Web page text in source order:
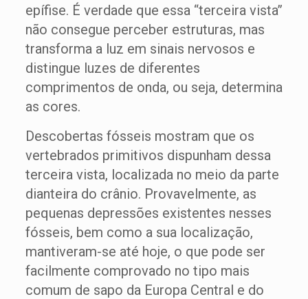
epífise. É verdade que essa “terceira vista’’
não consegue perceber estruturas, mas
transforma a luz em sinais nervosos e
distingue luzes de diferentes
comprimentos de onda, ou seja, determina
as cores.
Descobertas fósseis mostram que os
vertebrados primitivos dispunham dessa
terceira vista, localizada no meio da parte
dianteira do crânio. Provavelmente, as
pequenas depressões existentes nesses
fósseis, bem como a sua localização,
mantiveram-se até hoje, o que pode ser
facilmente comprovado no tipo mais
comum de sapo da Europa Central e do